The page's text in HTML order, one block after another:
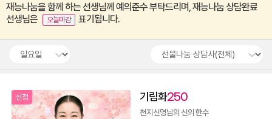
재능나눔을 함께 하는 선생님께 예의준수 부탁드리며, 재능나눔 상담완료
선생님은
오늘마감 표기됩니다.
expand_more expand_more
신점 기림화250
천지신명님의 신의 한수